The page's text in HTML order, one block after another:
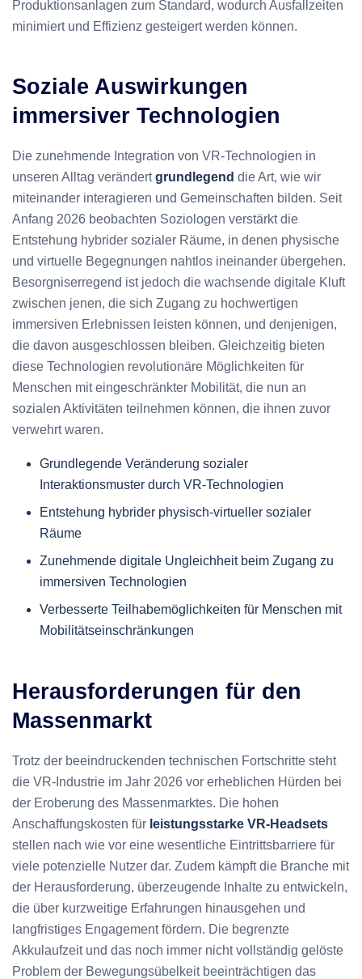
Produktionsanlagen zum Standard, wodurch Ausfallzeiten
minimiert und Effizienz gesteigert werden können.
Soziale Auswirkungen
immersiver Technologien
Die zunehmende Integration von VR-Technologien in
unseren Alltag verändertgrundlegend die Art, wie wir
miteinander interagieren und Gemeinschaften bilden. Seit
Anfang 2026 beobachten Soziologen verstärkt die
Entstehung hybrider sozialer Räume, in denen physische
und virtuelle Begegnungen nahtlos ineinander übergehen.
Besorgniserregend ist jedoch die wachsende digitale Kluft
zwischen jenen, die sich Zugang zu hochwertigen
immersiven Erlebnissen leisten können, und denjenigen,
die davon ausgeschlossen bleiben. Gleichzeitig bieten
diese Technologien revolutionäre Möglichkeiten für
Menschen mit eingeschränkter Mobilität, die nun an
sozialen Aktivitäten teilnehmen können, die ihnen zuvor
verwehrt waren.
Grundlegende Veränderung sozialer
Interaktionsmuster durch VR-Technologien
Entstehung hybrider physisch-virtueller sozialer
Räume
Zunehmende digitale Ungleichheit beim Zugang zu
immersiven Technologien
Verbesserte Teilhabemöglichkeiten für Menschen mit
Mobilitätseinschränkungen
Herausforderungen für den
Massenmarkt
Trotz der beeindruckenden technischen Fortschritte steht
die VR-Industrie im Jahr 2026 vor erheblichen Hürden bei
der Eroberung des Massenmarktes. Die hohen
Anschaffungskosten für leistungsstarke VR-Headsets
stellen nach wie vor eine wesentliche Eintrittsbarriere für
viele potenzielle Nutzer dar. Zudem kämpft die Branche mit
der Herausforderung, überzeugende Inhalte zu entwickeln,
die über kurzweitige Erfahrungen hinausgehen und
langfristiges Engagement fördern. Die begrenzte
Akkulaufzeit und das noch immer nicht vollständig gelöste
Problem der Bewegungsübelkeit beeinträchtigen das